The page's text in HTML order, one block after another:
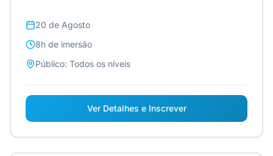
20 de Agosto
8h de imersão
Público: Todos os níveis
Ver Detalhes e Inscrever